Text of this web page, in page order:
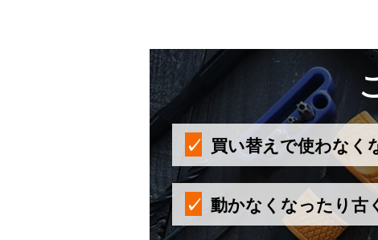
買い替えで使わなく
動かなくなったり古